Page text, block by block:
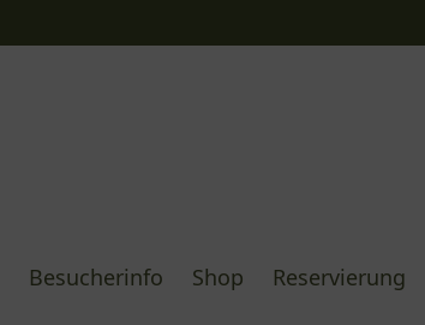
Besucherinfo Shop Reservierung